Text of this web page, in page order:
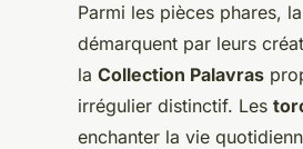
Parmi les pièces phares, la
démarquent par leurs
la Collection Palavras
irrégulier distinctif. Les
enchanter la vie